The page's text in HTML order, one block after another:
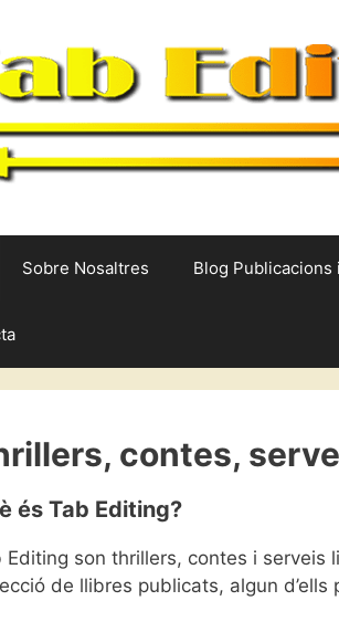
Sobre Nosaltres Blog Publicacions
contes,
és Tab Editing?
Editing son thrillers, contes i serveis
de llibres publicats, algun d’ells